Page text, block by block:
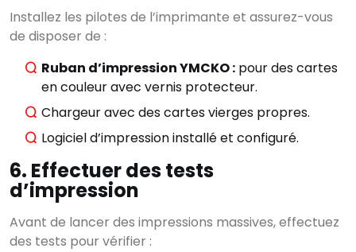
Installez les pilotes de l’imprimante et assurez-vous
de disposer de :
Ruban d’impression YMCKO : pour des cartes
en couleur avec vernis protecteur.
Chargeur avec des cartes vierges propres.
Logiciel d’impression installé et configuré.
6. Effectuer des tests
d’impression
Avant de lancer des impressions massives, effectuez
des tests pour vérifier :